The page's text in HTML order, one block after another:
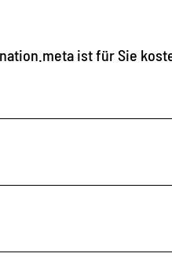
ist für Sie